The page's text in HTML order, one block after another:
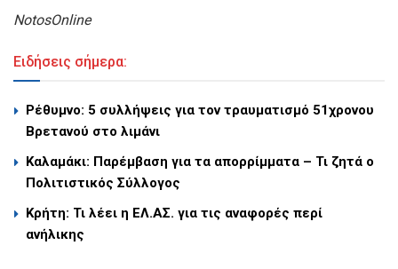
NotosOnline
Ειδήσεις σήμερα:
Ρέθυμνο: 5 συλλήψεις για τον τραυματισμό 51χρονου
Βρετανού στο λιμάνι
Καλαμάκι: Παρέμβαση για τα απορρίμματα – Τι ζητά ο
Πολιτιστικός Σύλλογος
Κρήτη: Τι λέει η ΕΛ.ΑΣ. για τις αναφορές περί
ανήλικης